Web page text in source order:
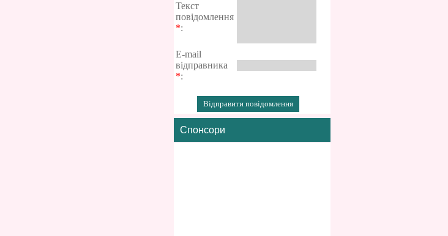
Текст
повідомлення
*:
E-mail
відправника
*:
Спонсори